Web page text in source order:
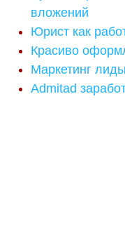
вложений
Юрист как
Красиво
Маркетинг лиды
Admitad